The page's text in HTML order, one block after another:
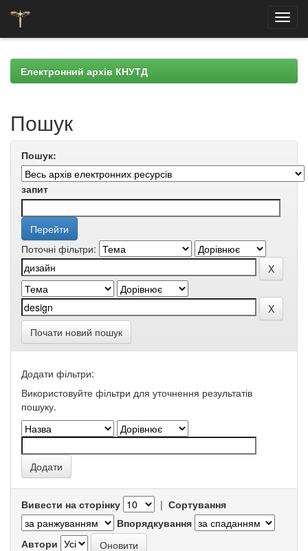
navigationЕлектронний архів КНУТД
Пошук
Пошук:
запит
Поточні фільтри:
Почати новий пошук
Додати фільтри:
Використовуйте фільтри для уточнення результатів
пошуку.
Вивести на сторінку | Сортування
Впорядкування
Автори